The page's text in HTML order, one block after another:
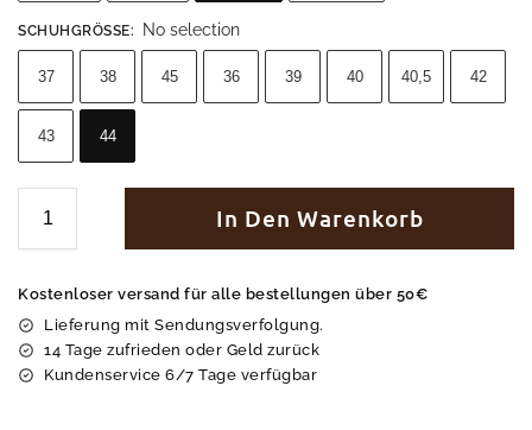
SCHUHGRÖSSE : No selection
37 38 45 36 39 40 40,5 42
43 44
In Den Warenkorb
Kostenloser versand für alle bestellungen über 50€
Lieferung mit Sendungsverfolgung.
14 Tage zufrieden oder Geld zurück
Kundenservice 6/7 Tage verfügbar